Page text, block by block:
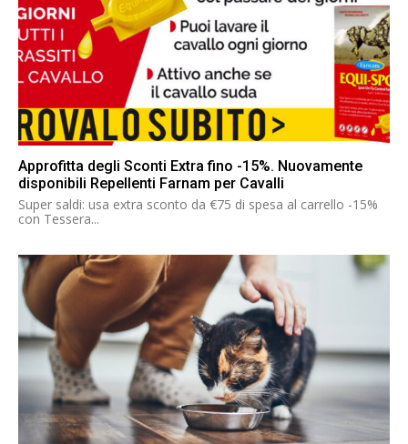
Approfitta degli Sconti Extra fino -15%. Nuovamente
disponibili Repellenti Farnam per Cavalli
Super saldi: usa extra sconto da €75 di spesa al carrello -15%
con Tessera...